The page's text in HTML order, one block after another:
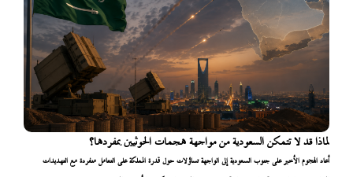
لماذا قد لا تتمكن السعودية من مواجهة هجمات الحوثيين بمفردها؟
أعاد الهجوم الأخير على جنوب السعودية إلى الواجهة تساؤلات حول قدرة المملكة على التعامل منفردة مع التهديدات